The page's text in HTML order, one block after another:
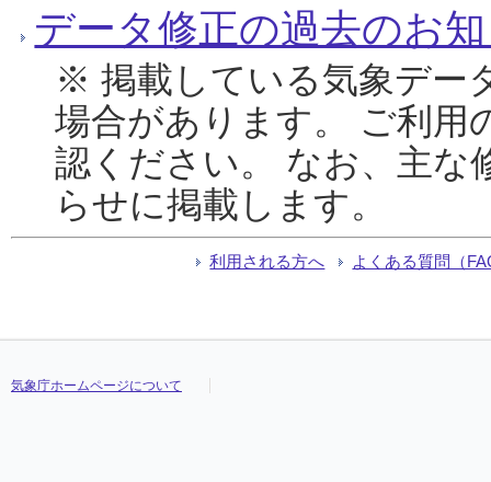
データ修正の過去のお
※ 掲載している気象デー
場合があります。 ご利用
認ください。 なお、主な
らせに掲載します。
利用される方へ よくある質問（
気象庁ホームページについて